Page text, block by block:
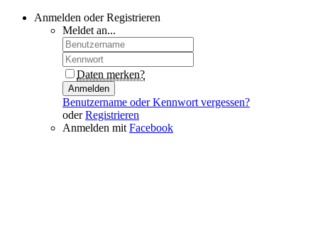
Anmelden oder Registrieren
Meldet an...
Daten merken?
Anmelden
Benutzername oder Kennwort vergessen?
oderRegistrieren
Anmelden mit Facebook